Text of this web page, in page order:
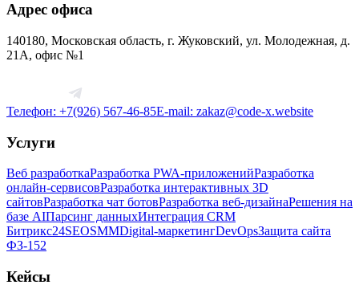
Адрес офиса
140180, Московская область, г. Жуковский, ул. Молодежная, д.
21А, офис №1
Телефон: +7(926) 567-46-85E-mail: zakaz@code-x.website
Услуги
Веб разработкаРазработка PWA-приложенийРазработка
онлайн-сервисовРазработка интерактивных 3D
сайтовРазработка чат ботовРазработка веб-дизайнаРешения на
базе AIПарсинг данныхИнтеграция CRM
Битрикс24SEOSMMDigital-маркетингDevOpsЗащита сайта
ФЗ-152
Кейсы